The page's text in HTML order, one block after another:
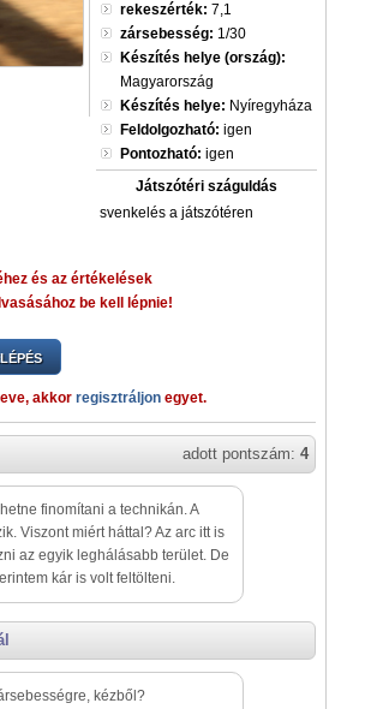
rekeszérték: 7,1
zársebesség: 1/30
Készítés helye (ország):
Magyarország
Készítés helye: Nyíregyháza
Feldolgozható: igen
Pontozható: igen
Játszótéri száguldás
svenkelés a játszótéren
és az értékelések
be kell lépnie!
akkor regisztráljon egyet.
adott pontszám: 4
finomítani a technikán. A
Viszont miért háttal? Az arc itt is
az egyik leghálásabb terület. De
kár is volt feltölteni.
kézből?